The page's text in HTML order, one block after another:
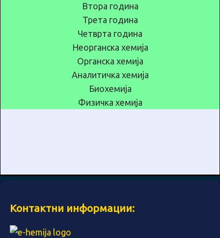
Втора година
Трета година
Четврта година
Неорганска хемија
Органска хемија
Аналитичка хемија
Биохемија
Физичка хемија
Контактни информации: